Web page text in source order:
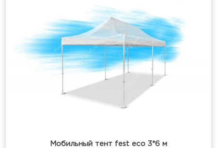
Мобильный тент fest eco 3*6 м